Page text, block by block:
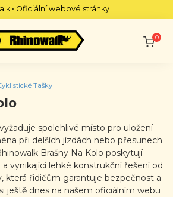
• Oficiální webové stránky
0
Tašky
spolehlivé místo pro uložení
při delších jízdách nebo přesunech
Brašny Na Kolo poskytují
vynikající lehké konstrukční řešení od
která řidičům garantuje bezpečnost a
ještě dnes na našem oficiálním webu